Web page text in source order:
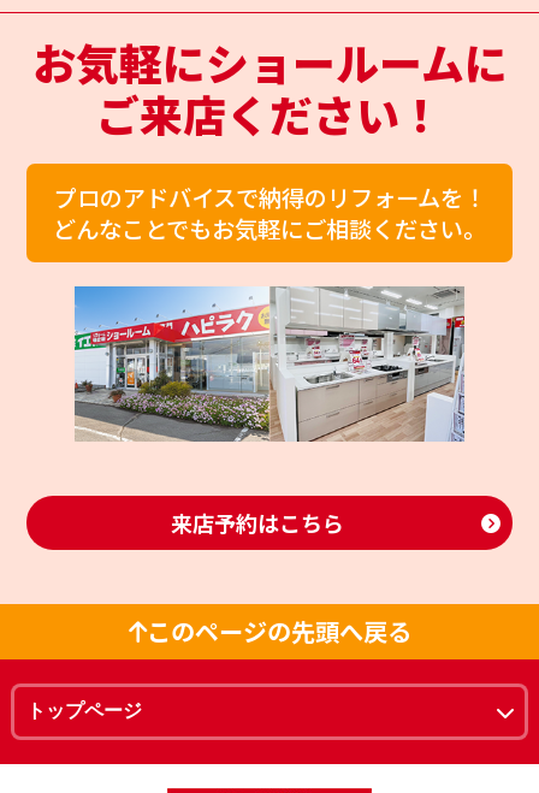
お気軽にショールームに
ご来店ください！
プロのアドバイスで納得のリフォームを！
どんなことでもお気軽にご相談ください。
来店予約はこちら
このページの先頭へ戻る